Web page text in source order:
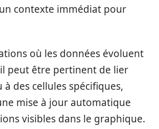
contexte immédiat pour
où les données évoluent
peut être pertinent de lier
des cellules spécifiques,
mise à jour automatique
visibles dans le graphique.